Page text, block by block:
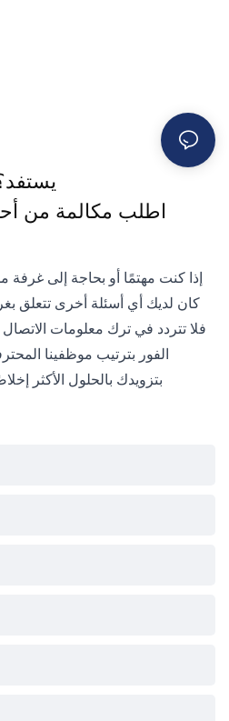
اطلب مكالمة من
إذا كنت مهتمًا أو بحاجة إلى
كان لديك أي أسئلة أخرى
فلا تتردد في ترك معلومات
الفور بترتيب موظفينا